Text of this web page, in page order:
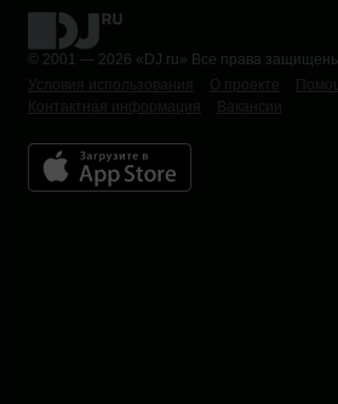
© 2001 — 2026 «DJ.ru» Все права
Условия использования
О проекте
Контактная информация
Вакансии